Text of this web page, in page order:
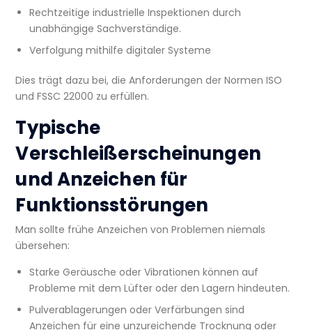
Rechtzeitige industrielle Inspektionen durch
unabhängige Sachverständige.
Verfolgung mithilfe digitaler Systeme
Dies trägt dazu bei, die Anforderungen der Normen ISO
und FSSC 22000 zu erfüllen.
Typische
Verschleißerscheinungen
und Anzeichen für
Funktionsstörungen
Man sollte frühe Anzeichen von Problemen niemals
übersehen:
Starke Geräusche oder Vibrationen können auf
Probleme mit dem Lüfter oder den Lagern hindeuten.
Pulverablagerungen oder Verfärbungen sind
Anzeichen für eine unzureichende Trocknung oder